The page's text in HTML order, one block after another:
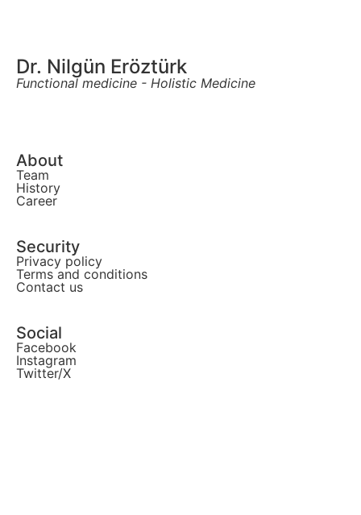
Dr. Nilgün Eröztürk
Functional medicine - Holistic Medicine
About
Team
History
Career
Security
Privacy policy
Terms and conditions
Contact us
Social
Facebook
Instagram
Twitter/X